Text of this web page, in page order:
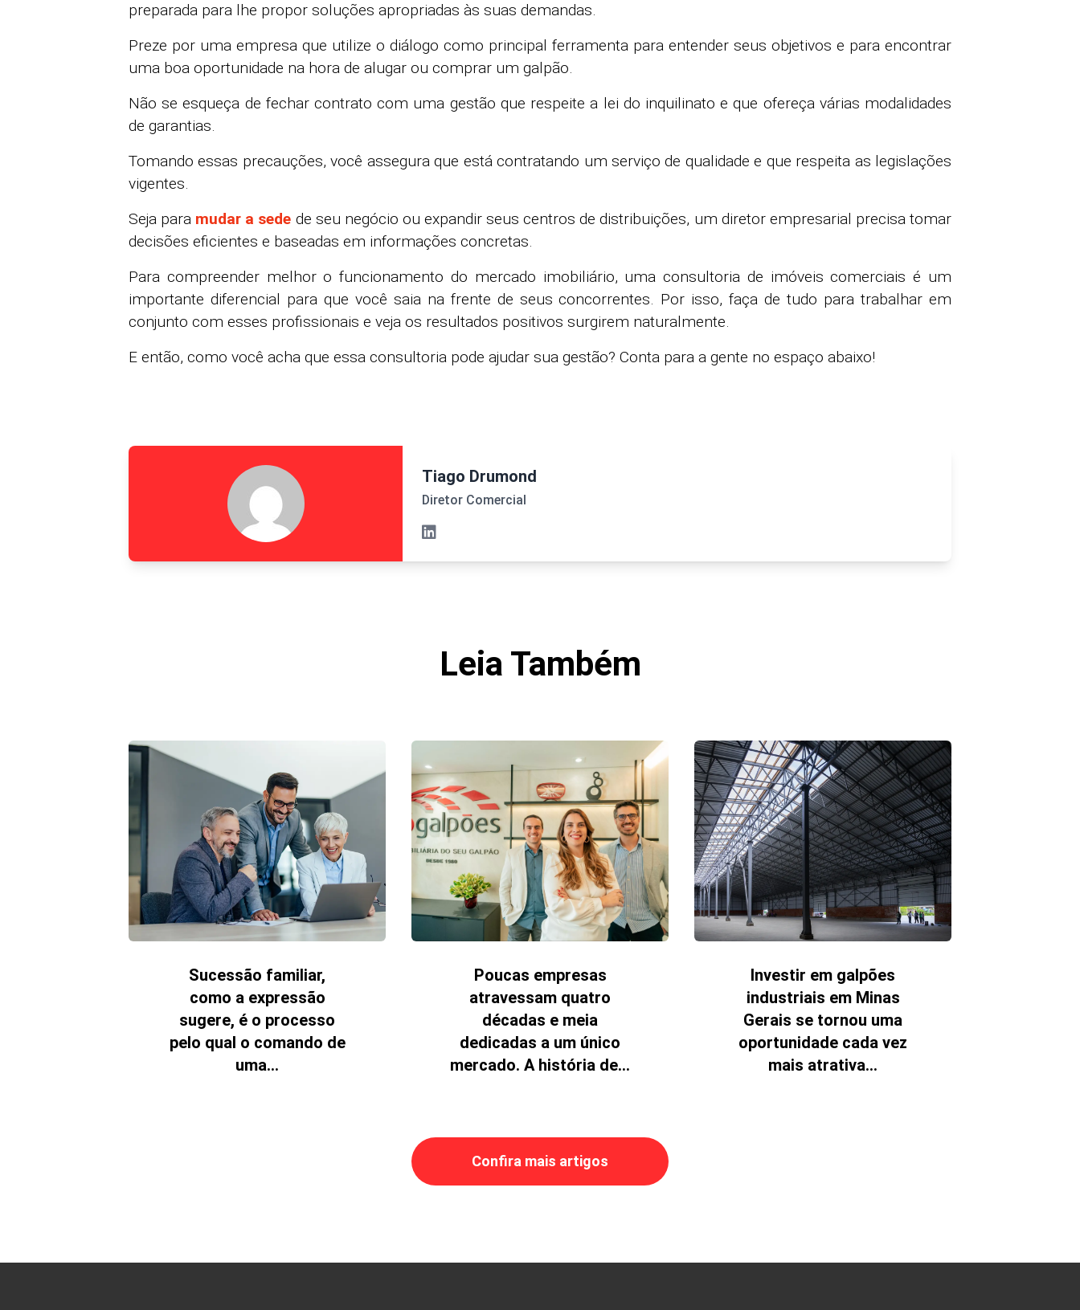
preparada para lhe propor soluções apropriadas às suas demandas.
Preze por uma empresa que utilize o diálogo como principal ferramenta para entender seus objetivos e para encontrar
uma boa oportunidade na hora de alugar ou comprar um galpão.
Não se esqueça de fechar contrato com uma gestão que respeite a lei do inquilinato e que ofereça várias modalidades
de garantias.
Tomando essas precauções, você assegura que está contratando um serviço de qualidade e que respeita as legislações
vigentes.
Seja para mudar a sede de seu negócio ou expandir seus centros de distribuições, um diretor empresarial precisa tomar
decisões eficientes e baseadas em informações concretas.
Para compreender melhor o funcionamento do mercado imobiliário, uma consultoria de imóveis comerciais é um
importante diferencial para que você saia na frente de seus concorrentes. Por isso, faça de tudo para trabalhar em
conjunto com esses profissionais e veja os resultados positivos surgirem naturalmente.
E então, como você acha que essa consultoria pode ajudar sua gestão? Conta para a gente no espaço abaixo!
Tiago Drumond
Diretor Comercial
Leia Também
Sucessão familiar,
como a expressão
sugere, é o processo
pelo qual o comando de
uma...
Poucas empresas
atravessam quatro
décadas e meia
dedicadas a um único
mercado. A história de...
Investir em galpões
industriais em Minas
Gerais se tornou uma
oportunidade cada vez
mais atrativa...
Confira mais artigos